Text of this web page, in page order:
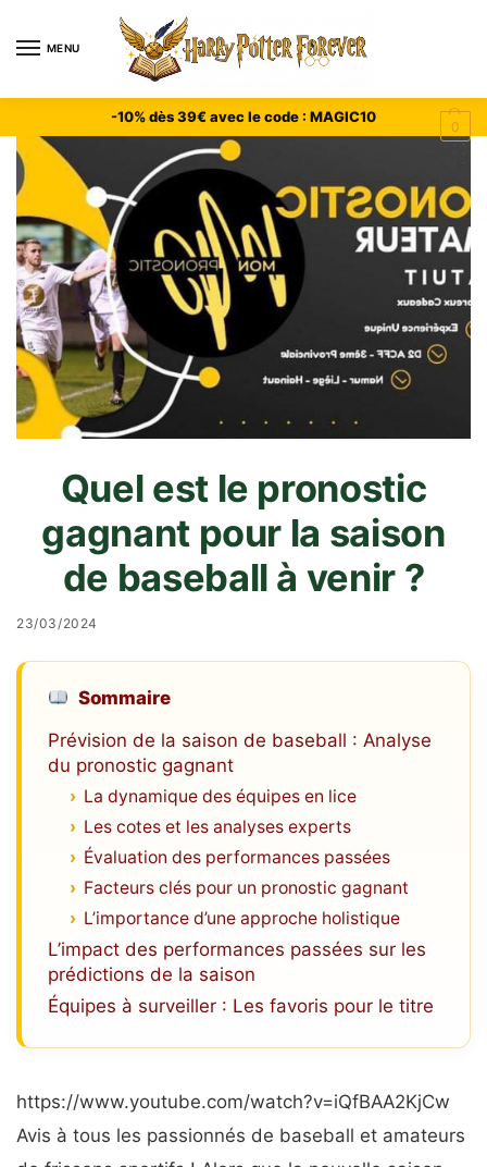
MENU
0
-10% dès 39€ avec le code : MAGIC10
Quel est le pronostic
gagnant pour la saison
de baseball à venir ?
23/03/2024
Sommaire
Prévision de la saison de baseball : Analyse
du pronostic gagnant
La dynamique des équipes en lice
Les cotes et les analyses experts
Évaluation des performances passées
Facteurs clés pour un pronostic gagnant
L’importance d’une approche holistique
L’impact des performances passées sur les
prédictions de la saison
Équipes à surveiller : Les favoris pour le titre
https://www.youtube.com/watch?v=iQfBAA2KjCw
Avis à tous les passionnés de baseball et amateurs